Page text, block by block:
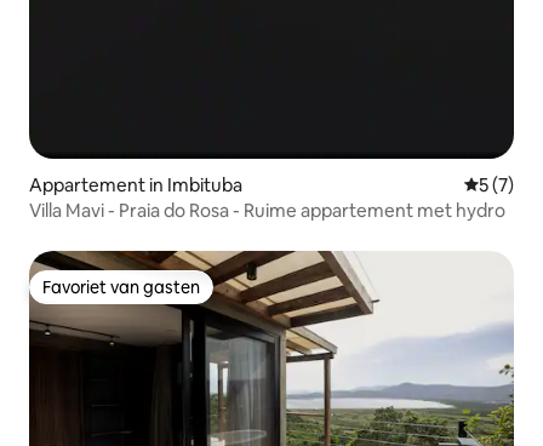
Appartement in Imbituba
5 (7)
Villa Mavi - Praia do Rosa - Ruime appartement met hydro
Favoriet van gasten
Favoriet van gasten